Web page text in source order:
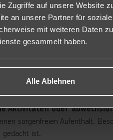
Zugriffe auf unsere Website
an unsere Partner für
mit weiteren Daten
gesammelt haben.
Alle Ablehnen
Urlaub
die ideale Wahl für alle, die sich
du ein Rundum-sorglos-Paket
– alles bequem in einem
konzentrieren, was im Urlaub
Aktivitäten oder
sorgenfreien Aufenthalt.
ist.